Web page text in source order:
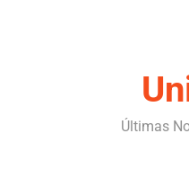
Últimas